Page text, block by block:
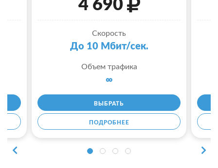
4 690
Скорость
До 10 Мбит/сек.
Объем трафика
∞
ВЫБРАТЬ
ПОДРОБНЕЕ